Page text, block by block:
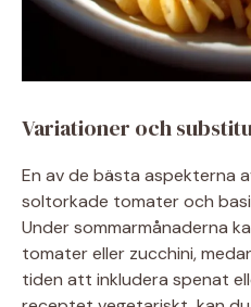
Variationer och
En av de bästa aspekterna
soltorkade tomater och
Under sommarmånaderna
tomater eller zucchini,
tiden att inkludera spenat